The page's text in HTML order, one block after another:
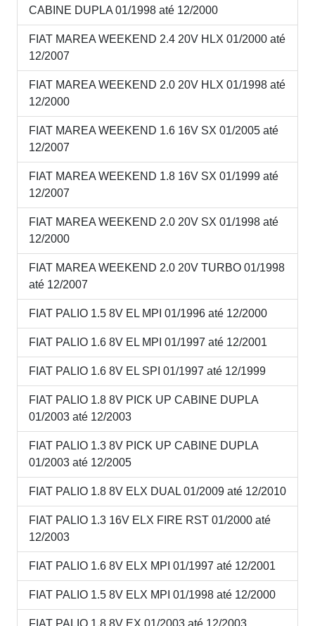
CABINE DUPLA 01/1998 até 12/2000
FIAT MAREA WEEKEND 2.4 20V HLX 01/2000 até
12/2007
FIAT MAREA WEEKEND 2.0 20V HLX 01/1998 até
12/2000
FIAT MAREA WEEKEND 1.6 16V SX 01/2005 até
12/2007
FIAT MAREA WEEKEND 1.8 16V SX 01/1999 até
12/2007
FIAT MAREA WEEKEND 2.0 20V SX 01/1998 até
12/2000
FIAT MAREA WEEKEND 2.0 20V TURBO 01/1998
até 12/2007
FIAT PALIO 1.5 8V EL MPI 01/1996 até 12/2000
FIAT PALIO 1.6 8V EL MPI 01/1997 até 12/2001
FIAT PALIO 1.6 8V EL SPI 01/1997 até 12/1999
FIAT PALIO 1.8 8V PICK UP CABINE DUPLA
01/2003 até 12/2003
FIAT PALIO 1.3 8V PICK UP CABINE DUPLA
01/2003 até 12/2005
FIAT PALIO 1.8 8V ELX DUAL 01/2009 até 12/2010
FIAT PALIO 1.3 16V ELX FIRE RST 01/2000 até
12/2003
FIAT PALIO 1.6 8V ELX MPI 01/1997 até 12/2001
FIAT PALIO 1.5 8V ELX MPI 01/1998 até 12/2000
FIAT PALIO 1.8 8V EX 01/2003 até 12/2003